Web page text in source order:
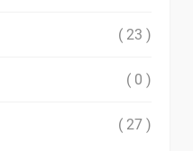
( 23 )
( 0 )
( 27 )